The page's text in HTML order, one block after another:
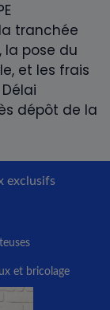
tranchée
pose du
et les frais
dépôt de la